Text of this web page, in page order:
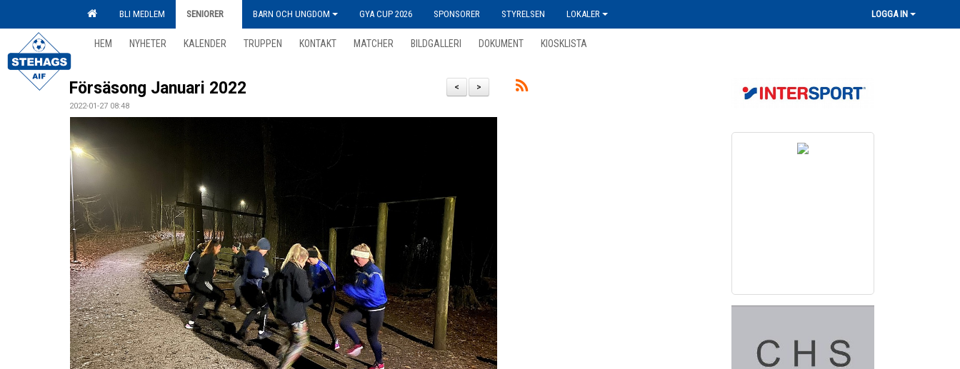
BLI MEDLEM SENIORER BARN OCH UNGDOM GYA CUP 2026 SPONSORER STYRELSEN LOKALER LOGGA IN
HEM NYHETER KALENDER TRUPPEN KONTAKT MATCHER BILDGALLERI DOKUMENT KIOSKLISTA
>
<
Försäsong Januari 2022
2022-01-27 08:48